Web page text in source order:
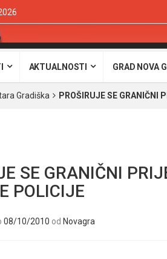
AKTUALNOSTI GRAD NOVA
Gradiška PROŠIRUJE SE GRANIČNI
SE GRANIČNI
POLICIJE
08/10/2010 od Novagra